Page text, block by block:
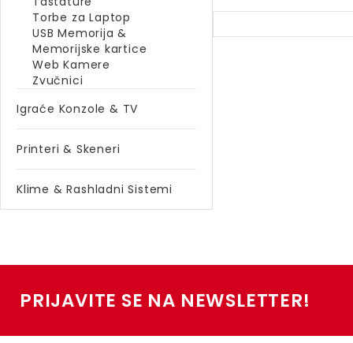
Torbe za Laptop
USB Memorija &
Memorijske kartice
Web Kamere
Zvučnici
Igraće Konzole & TV
Printeri & Skeneri
Klime & Rashladni Sistemi
PRIJAVITE SE NA NEWSLETTER!